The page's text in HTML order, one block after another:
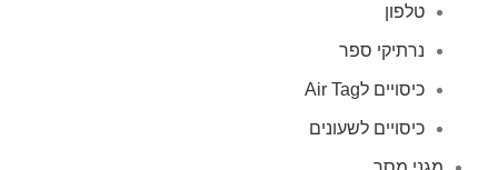
טלפון
נרתיקי ספר
כיסויים לAir Tag
כיסויים לשעונים